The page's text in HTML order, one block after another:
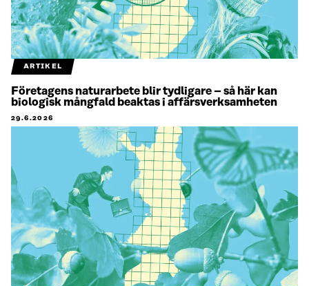
ARTIKEL
Företagens naturarbete blir tydligare – så här kan
biologisk mångfald beaktas i affärsverksamheten
29.6.2026